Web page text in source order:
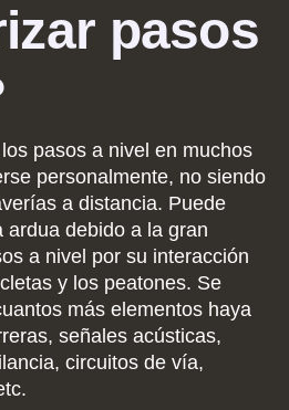
pasos
pasos a nivel en muchos
personalmente, no siendo
a distancia. Puede
ardua debido a la gran
a nivel por su interacción
y los peatones. Se
más elementos haya
señales acústicas,
circuitos de vía,